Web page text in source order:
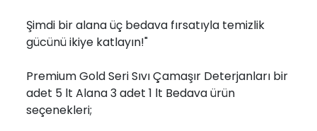
Şimdi bir alana üç bedava fırsatıyla temizlik
gücünü ikiye katlayın!"
Premium Gold Seri Sıvı Çamaşır Deterjanları bir
adet 5 lt Alana 3 adet 1 lt Bedava ürün
seçenekleri;